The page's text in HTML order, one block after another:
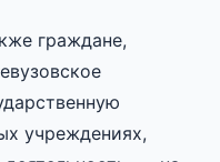
граждане,
учреждениях,